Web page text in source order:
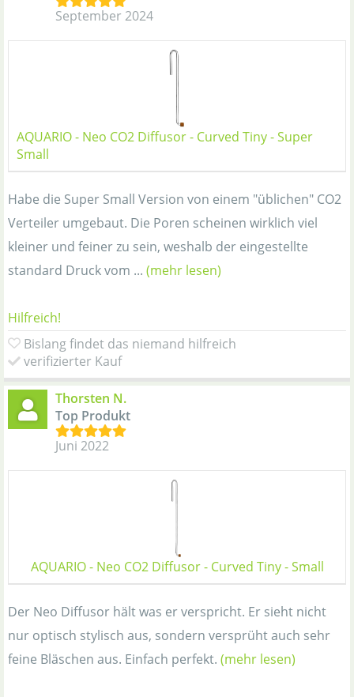
September 2024
AQUARIO - Neo CO2 Diffusor - Curved Tiny - Super
Small
Habe die Super Small Version von einem "üblichen" CO2
Verteiler umgebaut. Die Poren scheinen wirklich viel
kleiner und feiner zu sein, weshalb der eingestellte
standard Druck vom ... (mehr lesen)
Hilfreich!
Bislang findet das niemand hilfreich
verifizierter Kauf
Thorsten N.
Top Produkt
Juni 2022
AQUARIO - Neo CO2 Diffusor - Curved Tiny - Small
Der Neo Diffusor hält was er verspricht. Er sieht nicht
nur optisch stylisch aus, sondern versprüht auch sehr
feine Bläschen aus. Einfach perfekt. (mehr lesen)